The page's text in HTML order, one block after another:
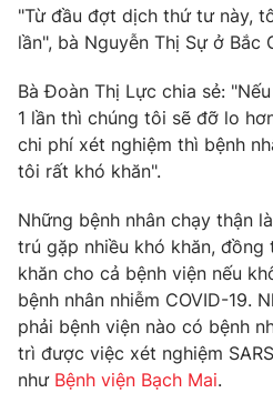
Khán giả
Sao
Du lịch
Chất lượng cuộc sống
Giáo dục
Tuyển sinh
Học trực tuyến
Công nghệ
Hitech Công nghệ tương lai
Thị trường
Tư vấn
Giao lưu trực tuyến
Lịch phát sóng
Chuyên mục khác
Emagazine
"Từ đầu đợt dịch thứ tư này,
lần", bà Nguyễn Thị Sự ở Bắc
Bà Đoàn Thị Lực chia sẻ:
1 lần thì chúng tôi sẽ đỡ lo
chi phí xét nghiệm thì bệnh
tôi rất khó khăn".
Những bệnh nhân chạy thận
trú gặp nhiều khó khăn, đồng
khăn cho cả bệnh viện nếu
bệnh nhân nhiễm COVID-19.
phải bệnh viện nào có bệnh
trì được việc xét nghiệm
như Bệnh viện Bạch Mai.